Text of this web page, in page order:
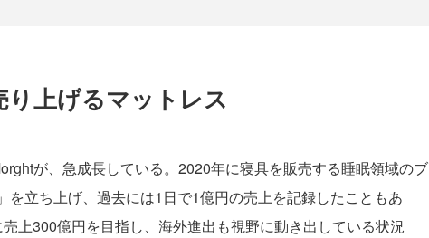
り上げるマットレス
が、急成長している。2020年に寝具を販売する睡眠領域のブ
」を立ち上げ、過去には1日で1億円の売上を記録したこともあ
上300億円を目指し、海外進出も視野に動き出している状況